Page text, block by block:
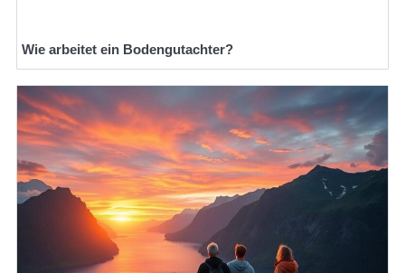
Wie arbeitet ein Bodengutachter?